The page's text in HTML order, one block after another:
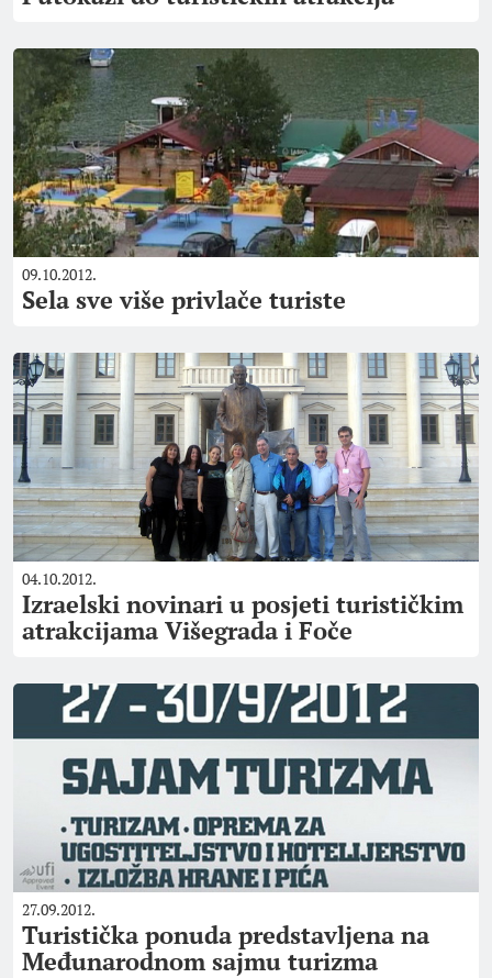
09.10.2012.
Sela sve više privlače turiste
04.10.2012.
Izraelski novinari u posjeti turističkim
atrakcijama Višegrada i Foče
27.09.2012.
Turistička ponuda predstavljena na
Međunarodnom sajmu turizma